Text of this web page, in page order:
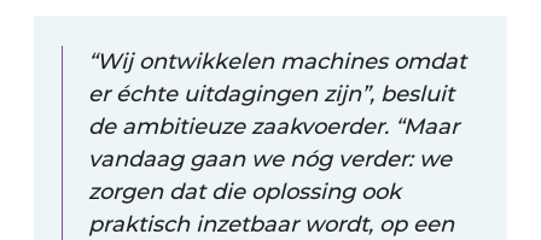
“Wij ontwikkelen machines omdat
er échte uitdagingen zijn”, besluit
de ambitieuze zaakvoerder. “Maar
vandaag gaan we nóg verder: we
zorgen dat die oplossing ook
praktisch inzetbaar wordt, op een